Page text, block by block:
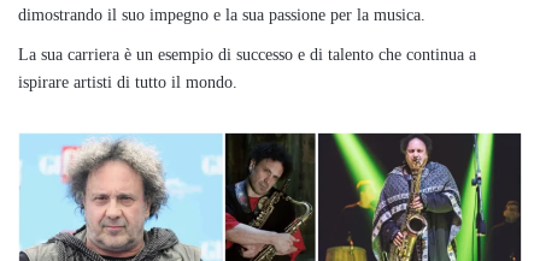
dimostrando il suo impegno e la sua passione per la musica.
La sua carriera è un esempio di successo e di talento che continua a
ispirare artisti di tutto il mondo.